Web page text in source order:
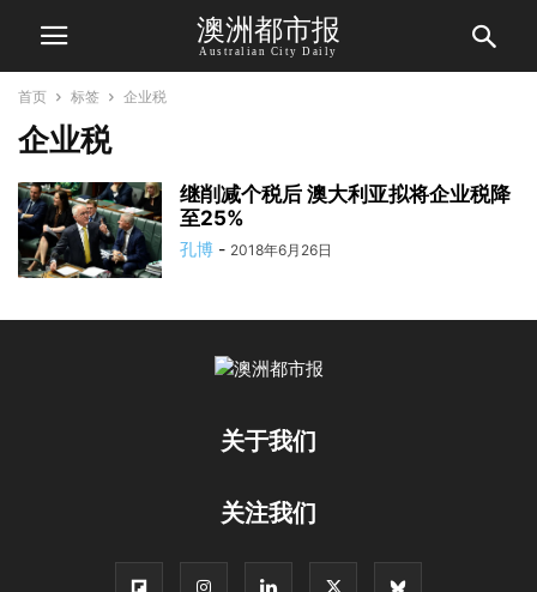
澳洲都市报
Australian City Daily
首页 标签 企业税
企业税
继削减个税后 澳大利亚拟将企业税降
至25%
孔博 - 2018年6月26日
关于我们
关注我们